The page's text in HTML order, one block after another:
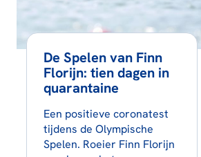
De Spelen van Finn
Florijn: tien dagen in
quarantaine
Een positieve coronatest
tijdens de Olympische
Spelen. Roeier Finn Florijn